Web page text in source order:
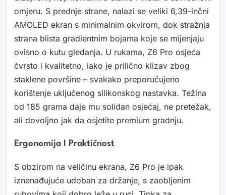
omjeru. S prednje strane, nalazi se veliki 6,39-inčni
AMOLED ekran s minimalnim okvirom, dok stražnja
strana blista gradientnim bojama koje se mijenjaju
ovisno o kutu gledanja. U rukama, Z6 Pro osjeća
čvrsto i kvalitetno, iako je prilično klizav zbog
staklene površine – svakako preporučujeno
korištenje uključenog silikonskog nastavka. Težina
od 185 grama daje mu solidan osjećaj, ne pretežak,
ali dovoljno jak da osjetite premium gradnju.
Ergonomija I Praktičnost
S obzirom na veličinu ekrana, Z6 Pro je ipak
iznenađujuće udoban za držanje, s zaobljenim